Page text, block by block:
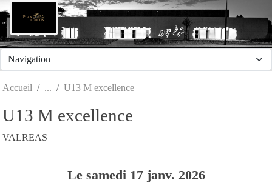
Accueil U13 M excellence
U13 M excellence
VALREAS
Le samedi 17 janv. 2026
Panneau de gestion des cookies